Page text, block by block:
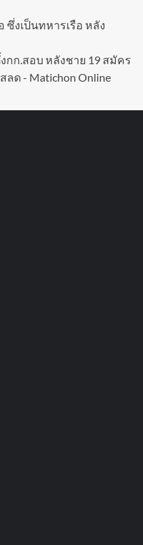
ซึ่งเป็นทหารเรือ หลัง
กก.สอบ หลังชาย 19 สมัคร
ด - Matichon Online